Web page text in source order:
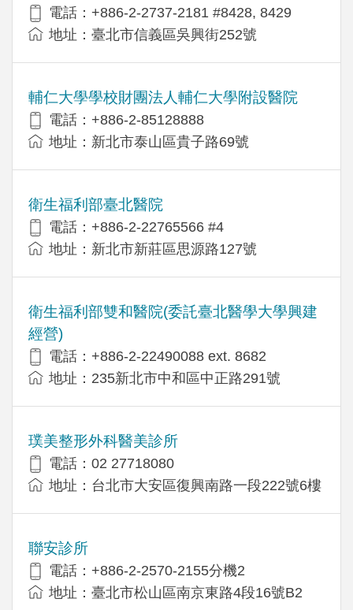
電話：+886-2-2737-2181 #8428, 8429
地址：臺北市信義區吳興街252號
輔仁大學學校財團法人輔仁大學附設醫院
電話：+886-2-85128888
地址：新北市泰山區貴子路69號
衛生福利部臺北醫院
電話：+886-2-22765566 #4
地址：新北市新莊區思源路127號
衛生福利部雙和醫院(委託臺北醫學大學興建
經營)
電話：+​886-2-22490088 ext. 8682
地址：​235新北市中和區中正路291號
璞美整形外科醫美診所
電話：02 27718080
地址：台北市大安區復興南路一段222號6樓
聯安診所
電話：+886-2-2570-2155分機2
地址：臺北市松山區南京東路4段16號B2